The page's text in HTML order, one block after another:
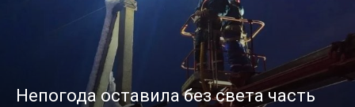
Непогода оставила без света часть